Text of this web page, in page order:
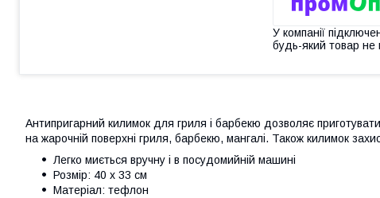
У компанії
будь-який товар не
Антипригарний килимок для гриля і барбекю дозволяє
на жарочній поверхні гриля, барбекю, мангалі. Також килимок
Легко миється вручну і в посудомийній машині
Розмір: 40 x 33 см
Матеріал: тефлон